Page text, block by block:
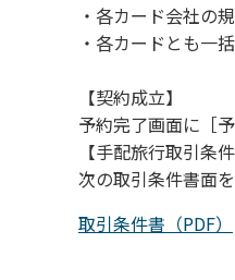
（４）キャン
・各カード会社の
・各カードとも一
【契約成立】
予約完了画面に［
【手配旅行取引条件
次の取引条件書面
取引条件書（PDF）